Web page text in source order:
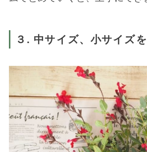
３. 中サイズ、小サイズ